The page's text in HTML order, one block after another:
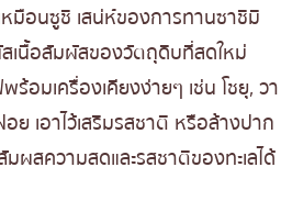
หมือนซูชิ เสน่ห์ของการทานซาชิมิ
เนื้อสัมผัสของวัตถุดิบที่สดใหม่
ร้อมเครื่องเคียงง่ายๆ เช่น โชยุ, วา
ย เอาไว้เสริมรสชาติ หรือล้างปาก
ผสความสดและรสชาติของทะเลได้